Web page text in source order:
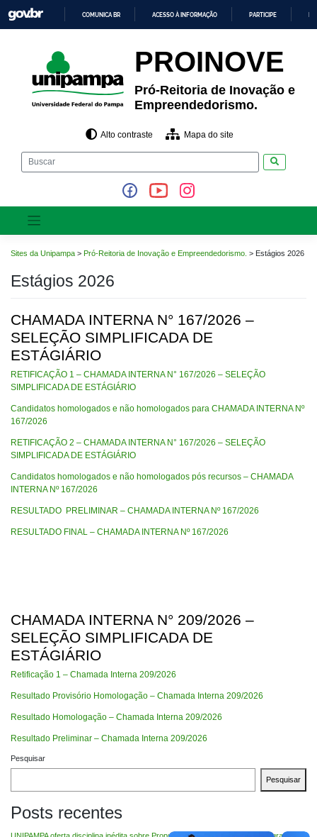
para
o
CONTEÚDO
COMUNICA BR ACESSO À INFORMAÇÃO PARTICIPE
PROINOVE
Pró-Reitoria de Inovação e
Empreendedorismo.
Alto contraste Mapa do site
Sites da Unipampa > Pró-Reitoria de Inovação e Empreendedorismo. > Estágios 2026
Estágios 2026
CHAMADA INTERNA N° 167/2026 –
SELEÇÃO SIMPLIFICADA DE
ESTÁGIÁRIO
RETIFICAÇÃO 1 – CHAMADA INTERNA N° 167/2026 – SELEÇÃO
SIMPLIFICADA DE ESTÁGIÁRIO
Candidatos homologados e não homologados para CHAMADA INTERNA Nº
167/2026
RETIFICAÇÃO 2 – CHAMADA INTERNA N° 167/2026 – SELEÇÃO
SIMPLIFICADA DE ESTÁGIÁRIO
Candidatos homologados e não homologados pós recursos – CHAMADA
INTERNA Nº 167/2026
RESULTADO PRELIMINAR – CHAMADA INTERNA Nº 167/2026
RESULTADO FINAL – CHAMADA INTERNA Nº 167/2026
CHAMADA INTERNA N° 209/2026 –
SELEÇÃO SIMPLIFICADA DE
ESTÁGIÁRIO
Retificação 1 – Chamada Interna 209/2026
Resultado Provisório Homologação – Chamada Interna 209/2026
Resultado Homologação – Chamada Interna 209/2026
Resultado Preliminar – Chamada Interna 209/2026
Pesquisar
Pesquisar
Posts recentes
UNIPAMPA oferta disciplina inédita sobre Propriedade Intelectual para 14 programas